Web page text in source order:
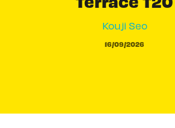
Kouji Seo
16/09/2026